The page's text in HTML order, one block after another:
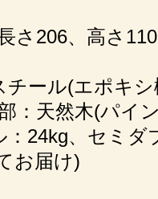
さ206、高さ
チール(エポキ
：天然木(パイ
24kg、セミダ
お届け)